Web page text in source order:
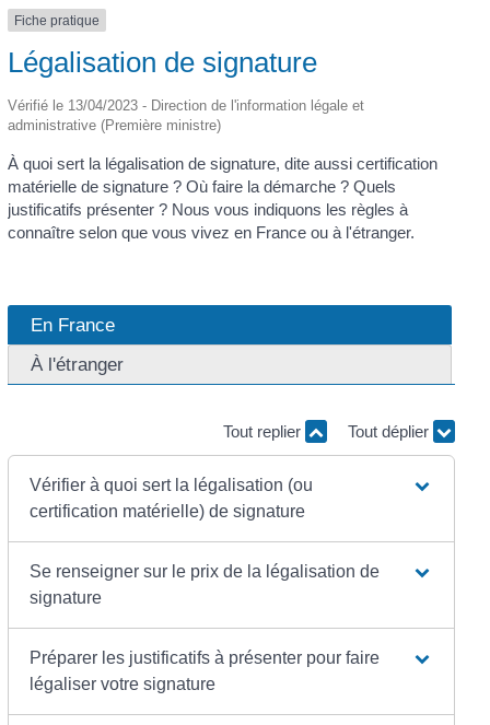
Fiche pratique
Légalisation de signature
Vérifié le 13/04/2023 - Direction de l'information légale et
administrative (Première ministre)
À quoi sert la légalisation de signature, dite aussi certification
matérielle de signature ? Où faire la démarche ? Quels
justificatifs présenter ? Nous vous indiquons les règles à
connaître selon que vous vivez en France ou à l'étranger.
En France
À l'étranger
Tout replier Tout déplier
Vérifier à quoi sert la légalisation (ou
certification matérielle) de signature
Se renseigner sur le prix de la légalisation de
signature
Préparer les justificatifs à présenter pour faire
légaliser votre signature